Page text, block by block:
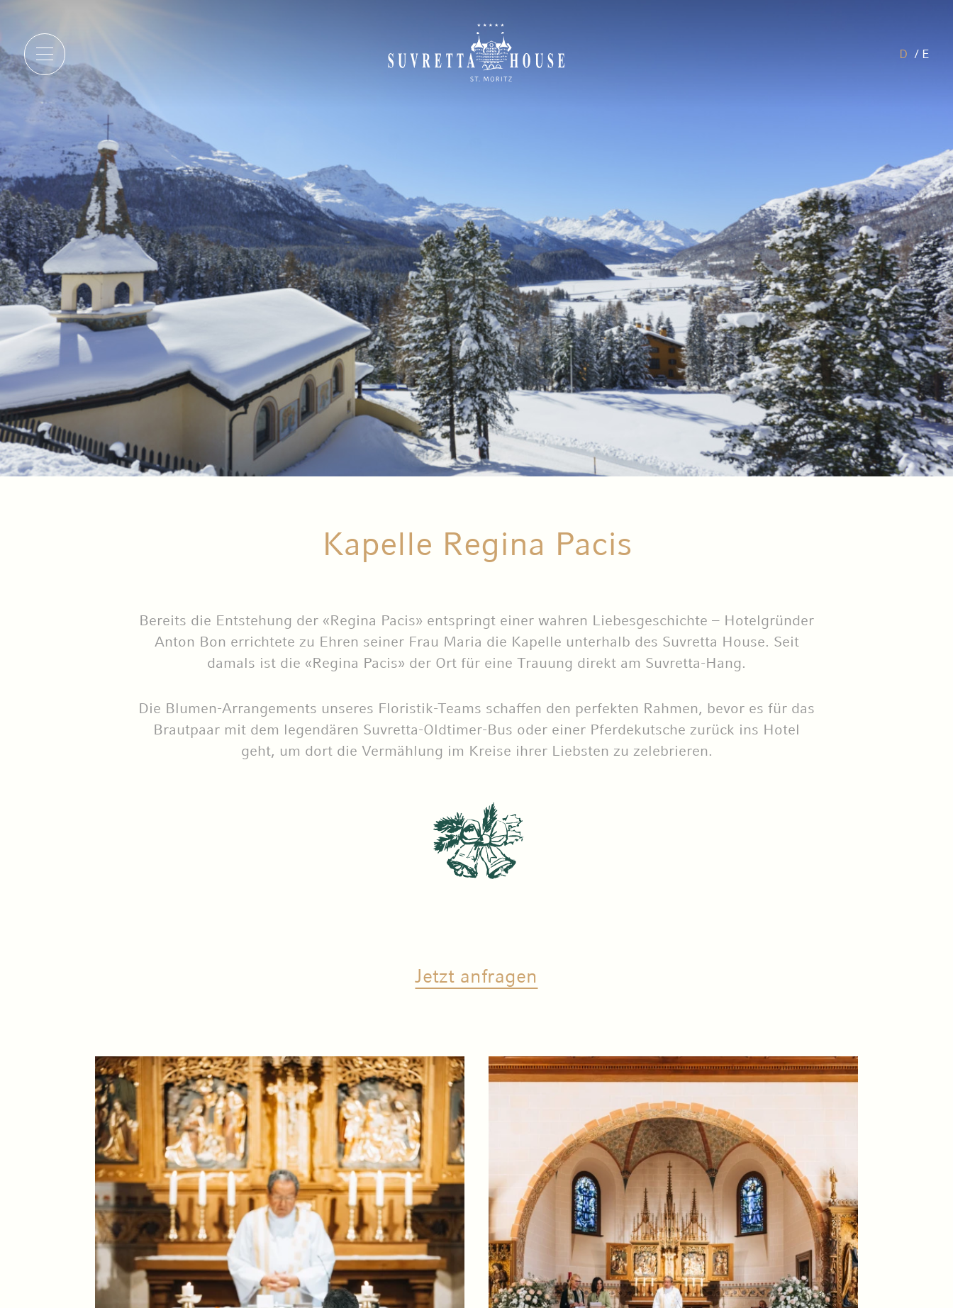
D / E
Kapelle Regina Pacis
Bereits die Entstehung der «Regina Pacis» entspringt einer wahren Liebesgeschichte – Hotelgründer
Anton Bon errichtete zu Ehren seiner Frau Maria die Kapelle unterhalb des Suvretta House. Seit
damals ist die «Regina Pacis» der Ort für eine Trauung direkt am Suvretta-Hang.
Die Blumen-Arrangements unseres Floristik-Teams schaffen den perfekten Rahmen, bevor es für das
Brautpaar mit dem legendären Suvretta-Oldtimer-Bus oder einer Pferdekutsche zurück ins Hotel
geht, um dort die Vermählung im Kreise ihrer Liebsten zu zelebrieren.
Jetzt anfragen